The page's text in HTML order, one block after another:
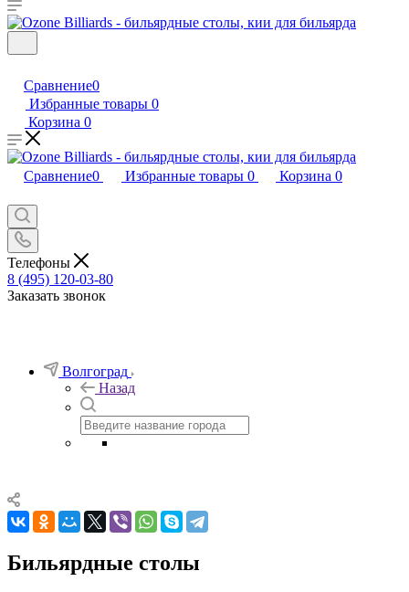
Сравнение0
Избранные товары 0
Корзина 0
Сравнение0 Избранные товары 0 Корзина 0
Телефоны
8 (495) 120-03-80
Заказать звонок
Волгоград
Назад
Бильярдные столы